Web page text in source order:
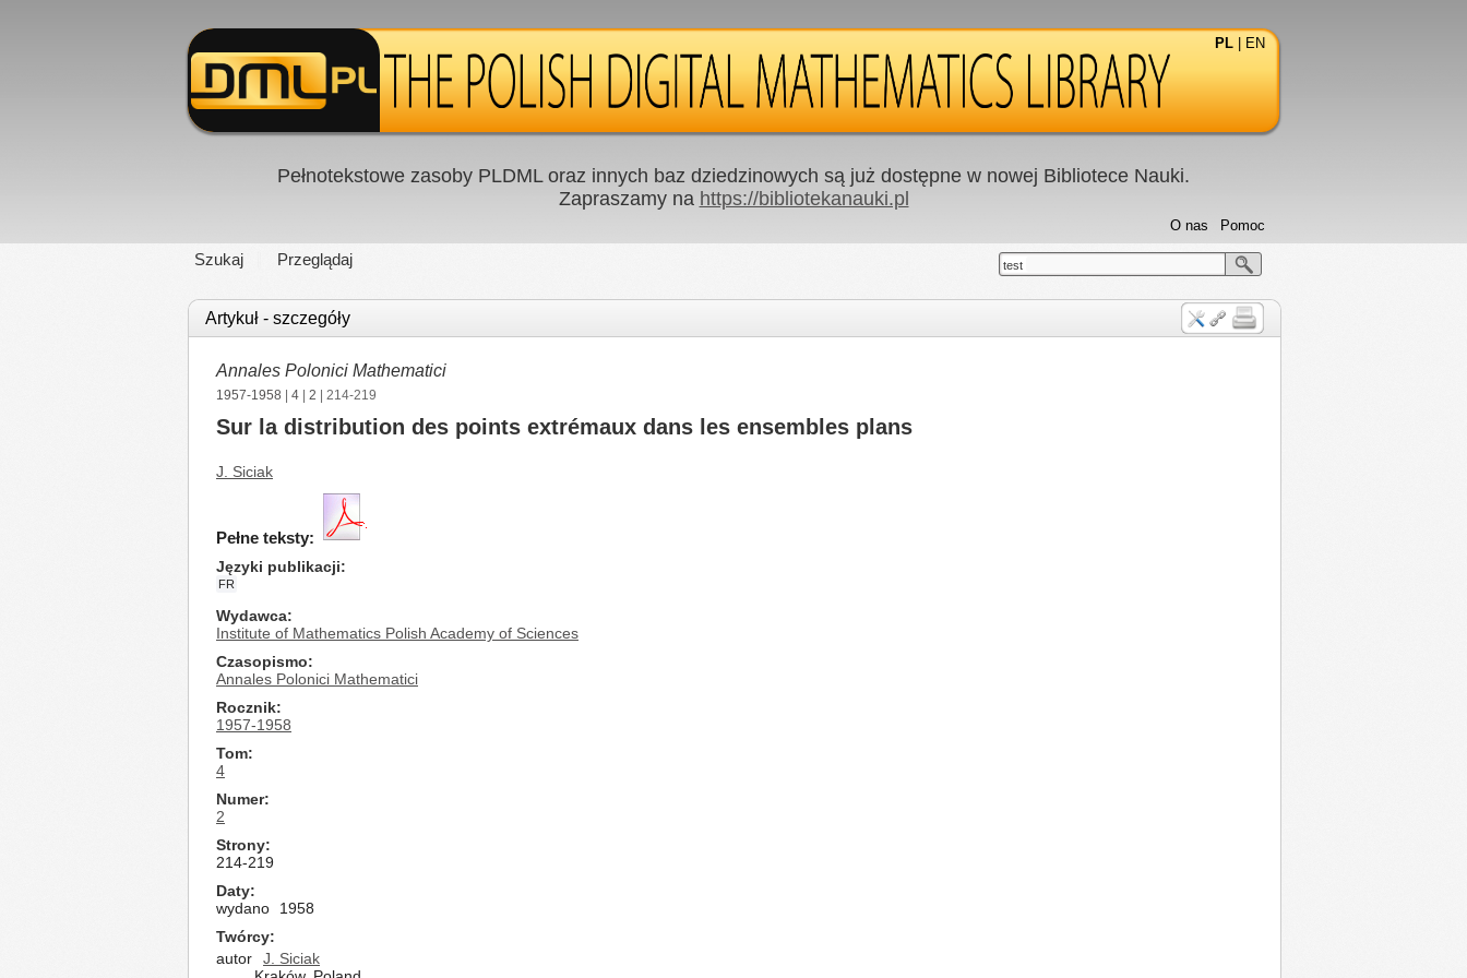
PL EN
Pełnotekstowe zasoby PLDML oraz innych baz dziedzinowych są już dostępne w nowej Bibliotece Nauki.
Zapraszamy na https://bibliotekanauki.pl
Szukaj Przeglądaj
Pomoc
O nas
test
Artykuł - szczegóły
Annales Polonici Mathematici
1957-1958 4 2 | 214-219
Sur la distribution des points extrémaux dans les ensembles plans
J. Siciak
Pełne teksty:
Języki publikacji
FR
Wydawca
Institute of Mathematics Polish Academy of Sciences
Czasopismo
Annales Polonici Mathematici
Rocznik
1957-1958
Tom
4
Numer
2
Strony
214-219
Daty
wydano
1958
Twórcy
autor
J. Siciak